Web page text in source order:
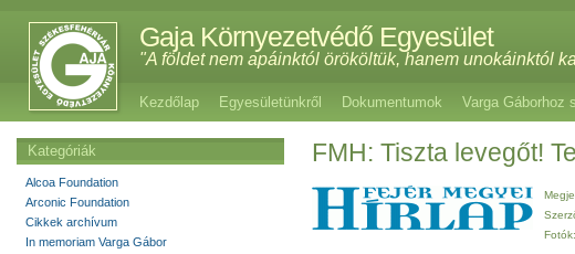
Gaja Környezetvédő Egyesület
"A földet nem apáinktól örököltük, hanem unokáinktól
Kezdőlap Egyesületünkről Dokumentumok Varga Gáborhoz
FMH: Tiszta levegőt!
Kategóriák
Alcoa Foundation
Arconic Foundation
Cikkek archívum
In memoriam Varga Gábor